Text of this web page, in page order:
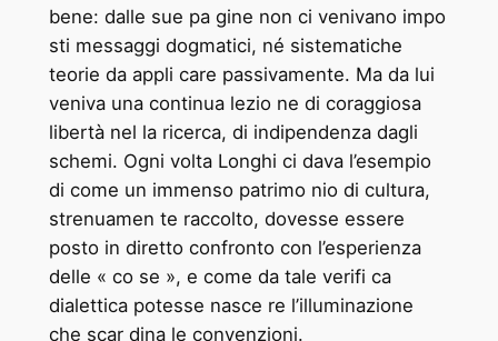
bene: dalle sue pa ­gine non ci venivano impo
­sti messaggi dogmatici, né sistematiche
teorie da appli ­care passivamente. Ma da lui
veniva una continua lezio ­ne di coraggiosa
libertà nel ­la ricerca, di indipendenza dagli
schemi. Ogni volta Longhi ci dava l’esempio
di come un immenso patrimo ­nio di cultura,
strenuamen ­te raccolto, dovesse essere
posto in diretto confronto con l’esperienza
delle « co ­se », e come da tale verifi ­ca
dialettica potesse nasce ­re l’illuminazione
che scar ­dina le convenzioni.